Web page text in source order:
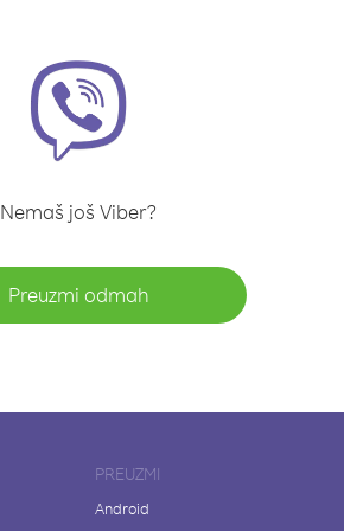
Nemaš još Viber?
Preuzmi odmah
PREUZMI
Android